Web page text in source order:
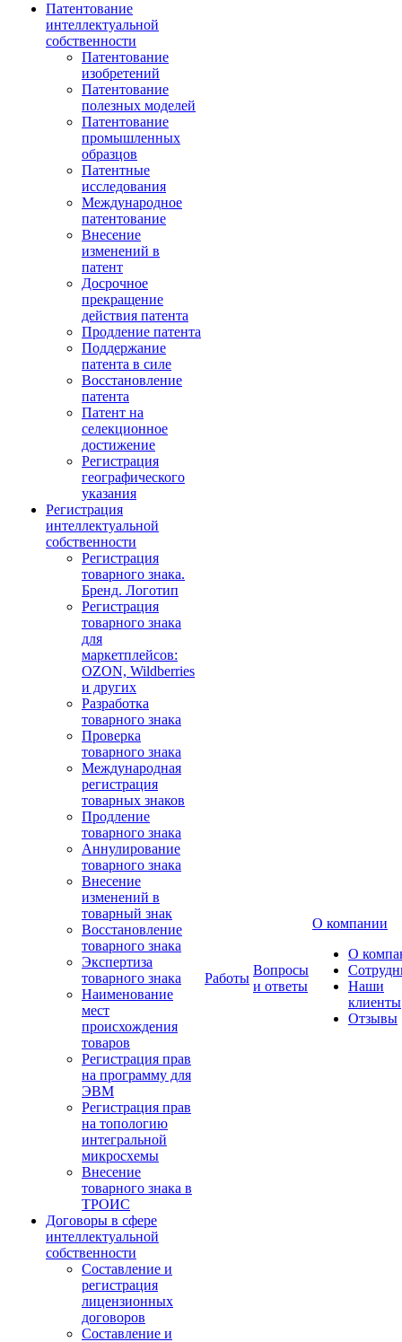
Патентование
интеллектуальной
собственности
Патентование
изобретений
Патентование
полезных моделей
Патентование
промышленных
образцов
Патентные
исследования
Международное
патентование
Внесение
изменений в
патент
Досрочное
прекращение
действия патента
Продление патента
Поддержание
патента в силе
Восстановление
патента
Патент на
селекционное
достижение
Регистрация
географического
указания
Регистрация
интеллектуальной
собственности
Регистрация
товарного знака.
Бренд. Логотип
Регистрация
товарного знака
для
маркетплейсов:
OZON, Wildberries
и других
Разработка
товарного знака
Проверка
товарного знака
Международная
регистрация
товарных знаков
Продление
товарного знака
Аннулирование
товарного знака
Внесение
изменений в
товарный знак
Восстановление
товарного знака
Экспертиза
товарного знака
Наименование
мест
происхождения
товаров
Регистрация прав
на программу для
ЭВМ
Регистрация прав
на топологию
интегральной
микросхемы
Внесение
товарного знака в
ТРОИС
Договоры в сфере
интеллектуальной
собственности
Составление и
регистрация
лицензионных
договоров
Составление и
Работы
Вопросы
и ответы
О компании
О
Наши
клиенты
Отзывы